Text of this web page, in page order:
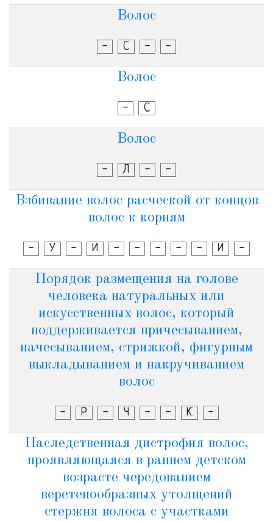
Волос
- С - -
Волос
- С
Волос
- Л - -
Взбивание волос расческой от концов
волос к корням
- У - И - - - - - И -
Порядок размещения на голове
человека натуральных или
искусственных волос, который
поддерживается причесыванием,
начесыванием, стрижкой, фигурным
выкладыванием и накручиванием
волос
- Р - Ч - - К -
Наследственная дистрофия волос,
проявляющаяся в раннем детском
возрасте чередованием
веретенообразных утолщений
стержня волоса с участками